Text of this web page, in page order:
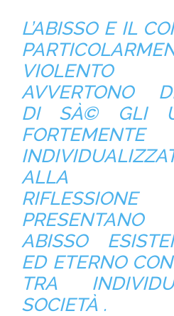
L’ABISSO E IL
VIOLENTO
AVVERTONO
DI SÀ© GLI
FORTEMENTE
ALLA
PRESENTANO
ABISSO
ED ETERNO
TRA
SOCIETÀ .